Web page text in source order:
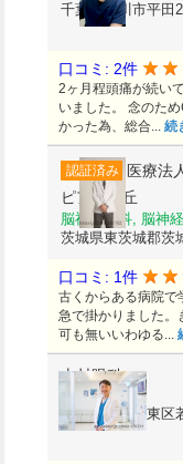
千葉県市川市平田
口コミ: 2件
2ヶ月程頭痛が続い
いました。 念のた
かった為、総合... 続
認証済み 医療法
ピア桜ケ丘
脳神経外科, 脳神
茨城県東茨城郡茨
口コミ: 1件
古くからある病院で
急で掛かりました。
可も無いいわゆる...
山村眼科
眼科
広島県広島市東区